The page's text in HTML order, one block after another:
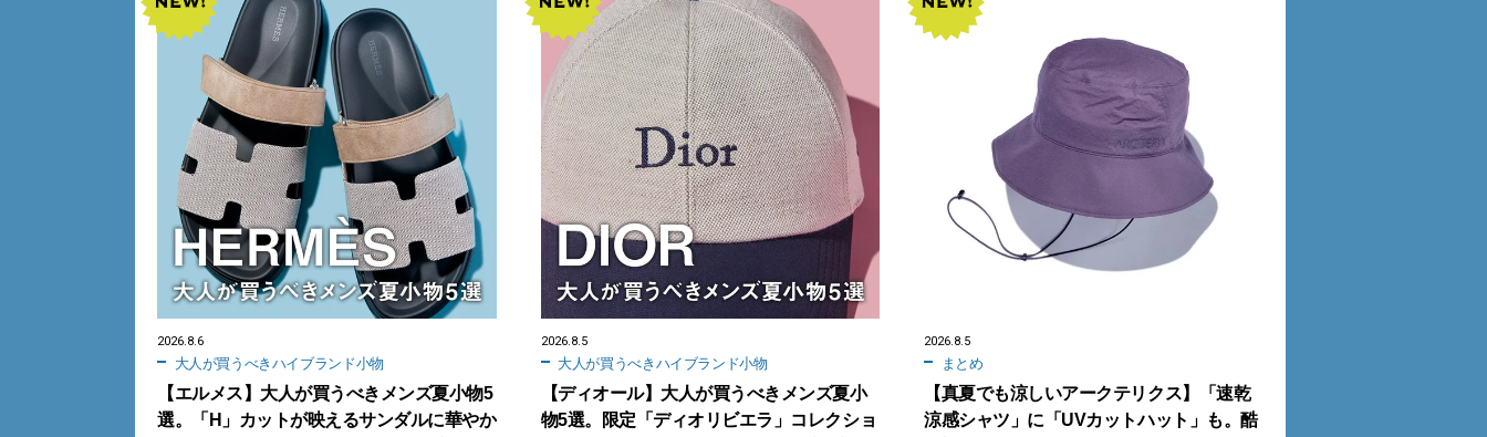
2026.8.6
大人が買うべきハイブランド小物
【エルメス】大人が買うべきメンズ夏小物5
選。「H」カットが映えるサンダルに華やか
2026.8.5
大人が買うべきハイブランド小物
【ディオール】大人が買うべきメンズ夏小
物5選。限定「ディオリビエラ」コレクショ
2026.8.5
まとめ
【真夏でも涼しいアークテリクス】「速乾
涼感シャツ」に「UVカットハット」も。酷